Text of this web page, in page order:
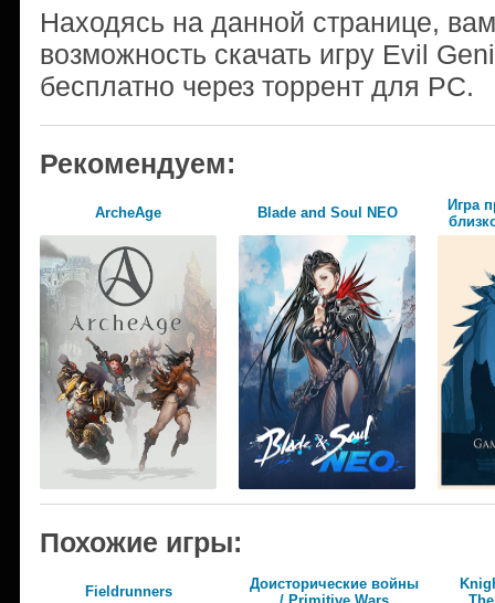
Находясь на данной странице,
возможность скачать игру Evil
бесплатно через торрент для PC.
Рекомендуем:
ArcheAge Blade and Soul NEO
Игра
Похожие игры:
Fieldrunners
Доисторические войны